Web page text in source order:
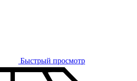
Быстрый просмотр